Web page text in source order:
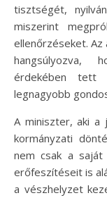
tisztségét,
miszerint
ellenőrzéseket.
hangsúlyozva,
érdekében tett
legnagyobb
A miniszter, aki a
kormányzati
nem csak a saját
erőfeszítéseit is
a vészhelyzet